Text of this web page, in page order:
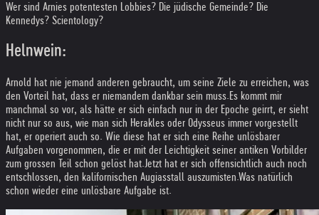
Wer sind Arnies potentesten Lobbies? Die jüdische Gemeinde? Die
Kennedys? Scientology?
Helnwein:
Arnold hat nie jemand anderen gebraucht, um seine Ziele zu erreichen, was
den Vorteil hat, dass er niemandem dankbar sein muss.Es kommt mir
manchmal so vor, als hätte er sich einfach nur in der Epoche geirrt, er sieht
nicht nur so aus, wie man sich Herakles oder Odysseus immer vorgestellt
hat, er operiert auch so. Wie diese hat er sich eine Reihe unlösbarer
Aufgaben vorgenommen, die er mit der Leichtigkeit seiner antiken Vorbilder
zum grossen Teil schon gelöst hat.Jetzt hat er sich offensichtlich auch noch
entschlossen, den kalifornischen Augiasstall auszumisten.Was natürlich
schon wieder eine unlösbare Aufgabe ist.